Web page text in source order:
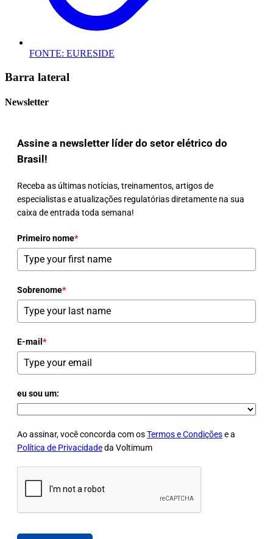
FONTE: EURESIDE
Barra lateral
Newsletter
Assine a newsletter líder do setor elétrico do
Brasil!
Receba as últimas notícias, treinamentos, artigos de
especialistas e atualizações regulatórias diretamente na sua
caixa de entrada toda semana!
Primeiro nome*
Sobrenome*
E-mail *
eu sou um:
Ao assinar, você concorda com osTermos e Condiçõese a
Política de Privacidadeda Voltimum